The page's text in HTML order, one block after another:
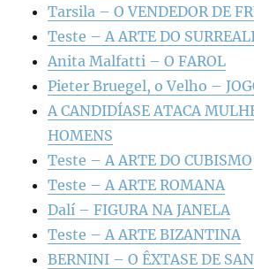
Tarsila – O VENDEDOR DE
Teste – A ARTE DO
Anita Malfatti – O FAROL
Pieter Bruegel, o Velho –
A CANDIDÍASE ATACA
HOMENS
Teste – A ARTE DO CUBISMO
Teste – A ARTE ROMANA
Dalí – FIGURA NA JANELA
Teste – A ARTE BIZANTINA
BERNINI – O ÊXTASE DE